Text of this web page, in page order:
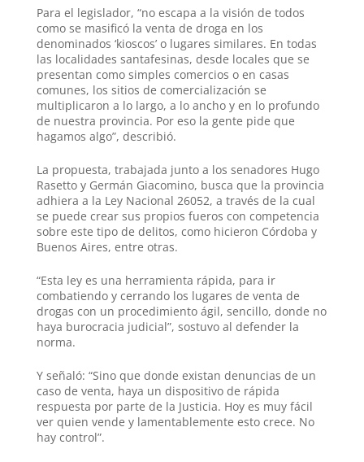
Para el legislador, “no escapa a la visión de todos
como se masificó la venta de droga en los
denominados ‘kioscos’ o lugares similares. En todas
las localidades santafesinas, desde locales que se
presentan como simples comercios o en casas
comunes, los sitios de comercialización se
multiplicaron a lo largo, a lo ancho y en lo profundo
de nuestra provincia. Por eso la gente pide que
hagamos algo”, describió.
La propuesta, trabajada junto a los senadores Hugo
Rasetto y Germán Giacomino, busca que la provincia
adhiera a la Ley Nacional 26052, a través de la cual
se puede crear sus propios fueros con competencia
sobre este tipo de delitos, como hicieron Córdoba y
Buenos Aires, entre otras.
“Esta ley es una herramienta rápida, para ir
combatiendo y cerrando los lugares de venta de
drogas con un procedimiento ágil, sencillo, donde no
haya burocracia judicial”, sostuvo al defender la
norma.
Y señaló: “Sino que donde existan denuncias de un
caso de venta, haya un dispositivo de rápida
respuesta por parte de la Justicia. Hoy es muy fácil
ver quien vende y lamentablemente esto crece. No
hay control”.